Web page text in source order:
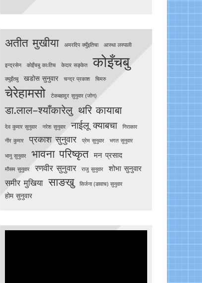
अतीत मुखीया अमरदिप क्युँइतिचा आस्था लस्पाली
इन्द्रसेन काेइँचबु काःतिच केदार सङ्केत कोइँचबु
क्युइँतबु खडोस सुनुवार चन्द्र प्रकाश चिमरु
चेरेहामसो टेकबहादुर सुनुवार (जोन)
डा.लाल–श्याँकारेलु थरि कायाबा
देव कुमार सुनुवार नरेश सुनुवार नाईलू क्याबचा
निराकार
नीर कुमार
प्रकाश सुनुवार प्रेम सुनुवार भगत सुनुवार
भानु सुनुवार भावना परिष्कृत मन प्रसाद
मौसम सुनुवार रणवीर सुनुवार राजु सुनुवार शोभा सुनुवार
समीर मुखिया साङखु सिर्जना (ङावाच) सुनुवार
होम सुनुवार